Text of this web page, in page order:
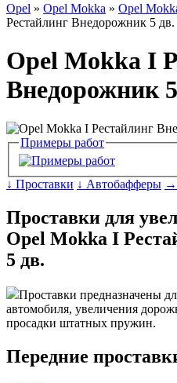
Opel » Opel Mokka » Opel
Рестайлинг Внедорожник 5 дв.
Opel Mokka I
Внедорожник
Примеры работ
↓ Проставки ↓ Автобафферы →
Проставки для
Opel Mokka I
5 дв.
Проставки предназначены
автомобиля, увеличения
просадки штатных пружин.
Передние